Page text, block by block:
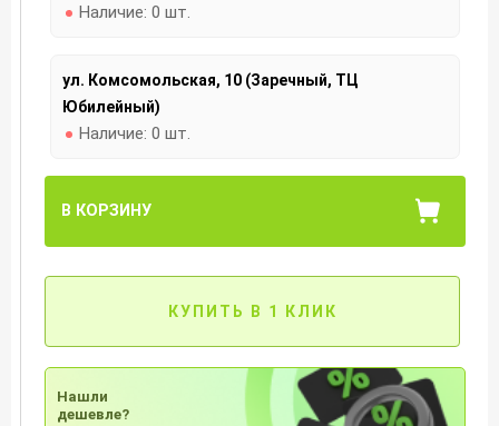
Наличие: 0 шт.
ул. Комсомольская, 10 (Заречный, ТЦ
Юбилейный)
Наличие: 0 шт.
В КОРЗИНУ
КУПИТЬ В 1 КЛИК
Нашли
дешевле?